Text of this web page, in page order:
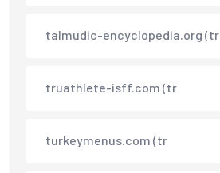
talmudic-encyclopedia.org (tr
truathlete-isff.com (tr
turkeymenus.com (tr